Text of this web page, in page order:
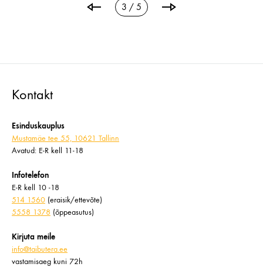
3 / 5
Kontakt
Esinduskauplus
Mustamäe tee 55, 10621 Tallinn
Avatud: E-R kell 11-18
Infotelefon
E-R kell 10 -18
514 1560 (eraisik/ettevõte)
5558 1378 (õppeasutus)
Kirjuta meile
info@taibutera.ee
vastamisaeg kuni 72h